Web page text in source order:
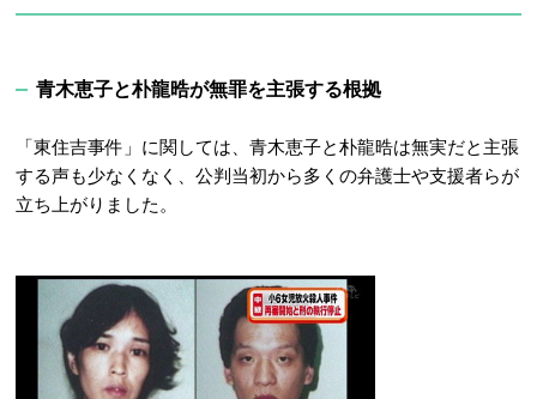
青木恵子と朴龍晧が無罪を主張する根拠
「東住吉事件」に関しては、青木恵子と朴龍晧は無実だと主張
する声も少なくなく、公判当初から多くの弁護士や支援者らが
立ち上がりました。